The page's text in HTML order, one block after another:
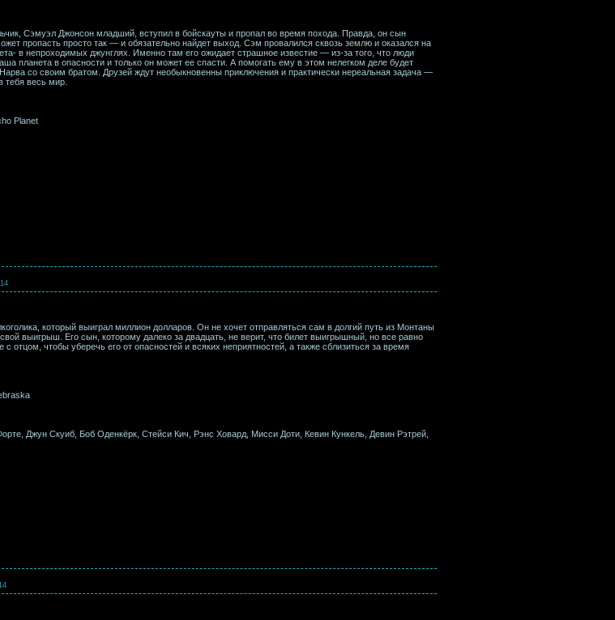
Сэмуэл Джонсон младший, вступил в бойскауты и пропал во время похода. Правда, он сын
пропасть просто так — и обязательно найдет выход. Сэм провалился сквозь землю и оказался на
в непроходимых джунглях. Именно там его ожидает страшное известие — из-за того, что люди
планета в опасности и только он может ее спасти. А помогать ему в этом нелегком деле будет
со своим братом. Друзей ждут необыкновенны приключения и практически нереальная задача —
тебя весь мир.
Planet
который выиграл миллион долларов. Он не хочет отправляться сам в долгий путь из Монтаны
выигрыш. Его сын, которому далеко за двадцать, не верит, что билет выигрышный, но все равно
с отцом, чтобы уберечь его от опасностей и всяких неприятностей, а также сблизиться за время
Джун Скуиб, Боб Оденкёрк, Стейси Кич, Рэнс Ховард, Мисси Доти, Кевин Кункель, Девин Рэтрей,